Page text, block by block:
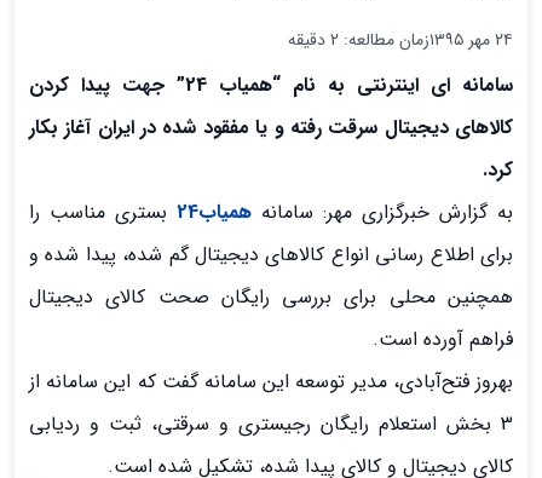
۲۴ مهر ۱۳۹۵ زمان مطالعه: 2 دقیقه
سامانه ای اینترنتی به نام “همیاب 24” جهت پیدا کردن
کالاهای دیجیتال سرقت رفته و یا مفقود شده در ایران آغاز بکار
کرد.
به گزارش خبرگزاری مهر: سامانه همیاب24
بستری مناسب را
برای اطلاع رسانی انواع کالاهای دیجیتال گم شده، پیدا شده و
همچنین محلی برای بررسی رایگان صحت کالای دیجیتال
فراهم آورده است.
بهروز فتح‌آبادی، مدیر توسعه این سامانه گفت که این سامانه از
3 بخش استعلام رایگان رجیستری و سرقتی، ثبت و ردیابی
کالای دیجیتال و کالای پیدا شده، تشکیل شده است.